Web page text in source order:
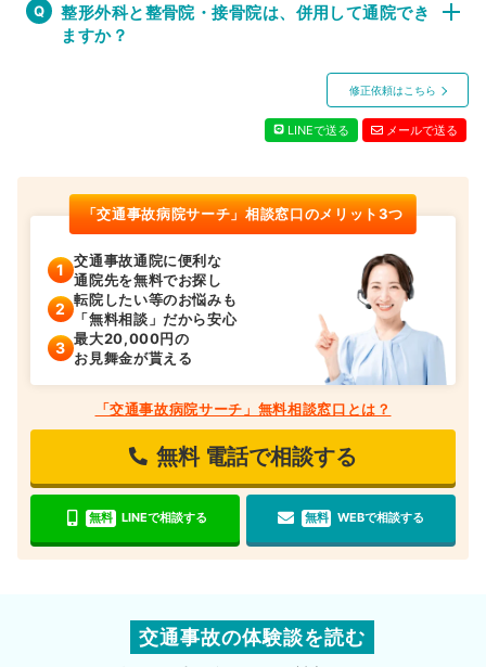
整形外科と整骨院・接骨院は、併用して通院でき
ますか？
修正依頼はこちら
LINEで送る メールで送る
「交通事故病院サーチ」相談窓口のメリット3つ
交通事故通院に便利な
通院先を無料でお探し
転院したい等のお悩みも
「無料相談」だから安心
最大20,000円の
お見舞金が貰える
「交通事故病院サーチ」無料相談窓口とは？
無料 電話で相談する
無料 LINEで相談する 無料 WEBで相談する
交通事故の体験談を読む